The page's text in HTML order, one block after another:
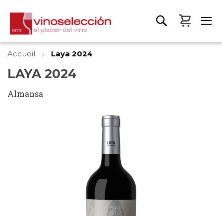
Mon
Accueil Laya 2024
LAYA 2024
Almansa